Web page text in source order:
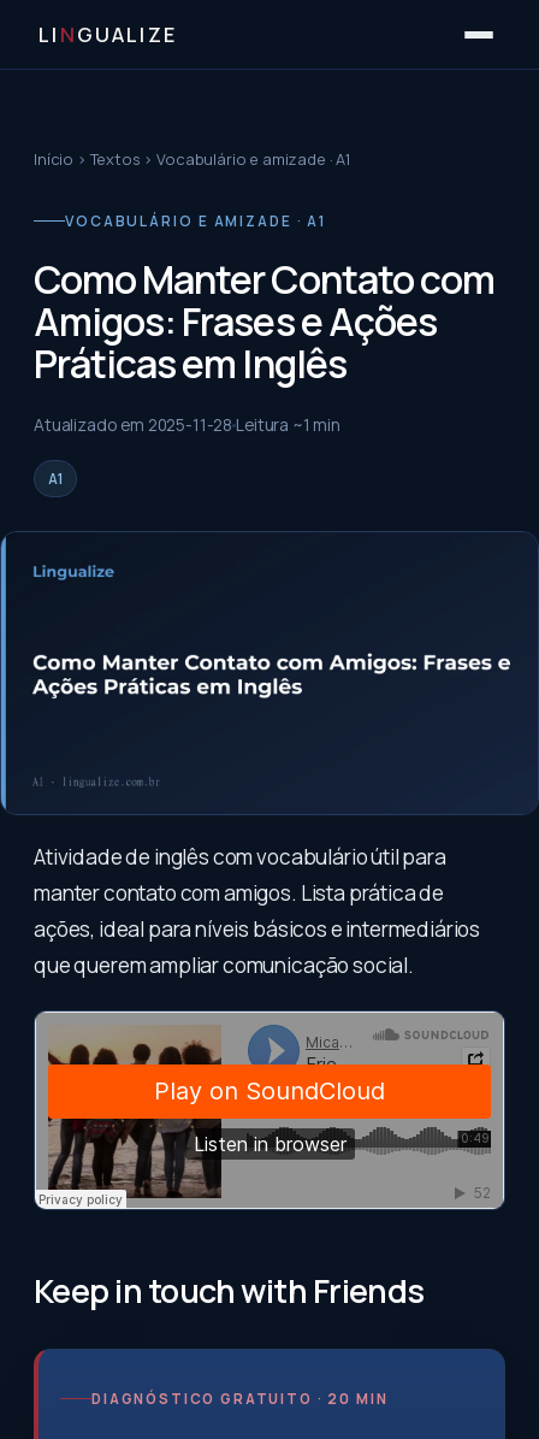
LI NGUALIZE
Início ›Textos ›Vocabulário e amizade · A1
VOCABULÁRIO E AMIZADE · A1
Como Manter Contato com
Amigos: Frases e Ações
Práticas em Inglês
Atualizado em 2025-11-28 Leitura ~1 min
A1
Atividade de inglês com vocabulário útil para
manter contato com amigos. Lista prática de
ações, ideal para níveis básicos e intermediários
que querem ampliar comunicação social.
Keep in touch with Friends
DIAGNÓSTICO GRATUITO · 20 MIN